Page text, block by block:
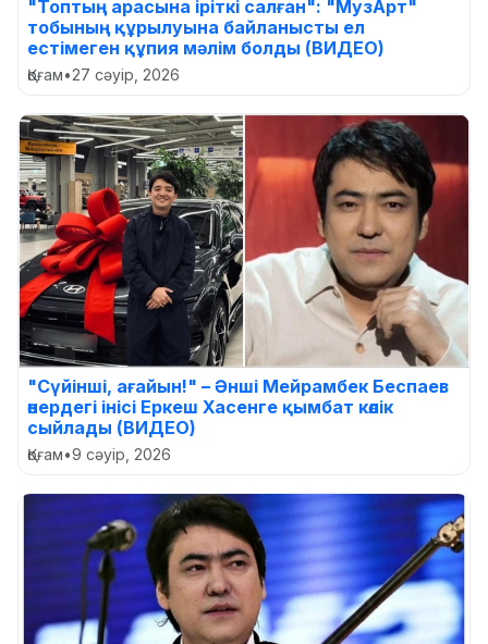
"Топтың арасына іріткі салған": "МузАрт"
тобының құрылуына байланысты ел
естімеген құпия мәлім болды (ВИДЕО)
Қоғам•27 сәуір, 2026
"Сүйінші, ағайын!" – Әнші Мейрамбек Беспаев
өнердегі інісі Еркеш Хасенге қымбат көлік
сыйлады (ВИДЕО)
Қоғам•9 сәуір, 2026